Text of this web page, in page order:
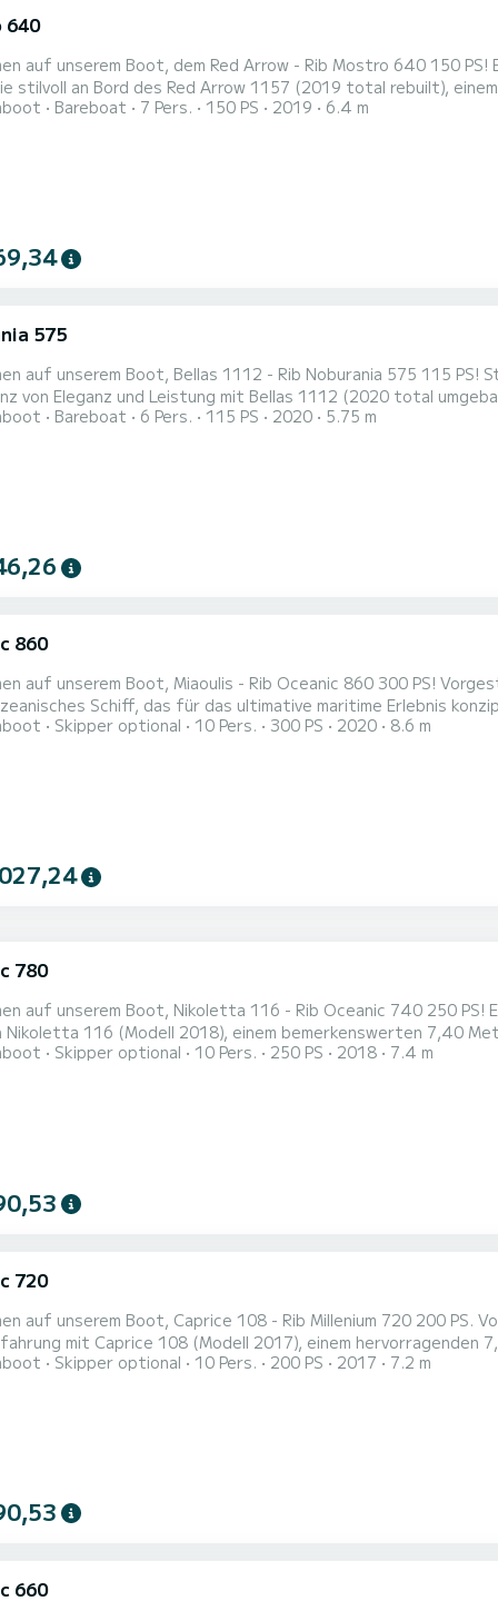
640
unserem Boot, dem Red Arrow - Rib Mostro 640 150 PS! Entdecken Sie den Red Arrow 1157 (2019 Total Rebuilt).
stilvoll an Bord des Red Arrow 1157 (2019 total rebuilt),
für außergewöhnliche Leistung und Komfort konzipiert
Bareboat 7 Pers. 150 PS 2019 6.4 m
575
Boot, Bellas 1112 - Rib Noburania 575 115 PS! Stellen Sie Bellas 1112 vor (2020 Total Rebuilt) Erleben Sie
von Eleganz und Leistung mit Bellas 1112 (2020 total
Fahrzeug, das für anspruchsvolle Bootsfahrer konzipiert
Bareboat 6 Pers. 115 PS 2020 5.75 m
860
Boot, Miaoulis - Rib Oceanic 860 300 PS! Vorgestellt wird das Miaoulis Rib (2020), ein schlankes, 8,60 Meter
Schiff, das für das ultimative maritime Erlebnis
und eignet sich perfekt für Familienausflüge,
Skipper optional 10 Pers. 300 PS 2020 8.6 m
780
auf unserem Boot, Nikoletta 116 - Rib Oceanic 740 250
Nikoletta 116 (Modell 2018), einem bemerkenswerten 7,40
konzipiert wurde. Mit einer Kapazität für bis zu 10 Passagiere
Skipper optional 10 Pers. 250 PS 2018 7.4 m
720
Boot, Caprice 108 - Rib Millenium 720 200 PS. Vorstellen Caprice 108 (Modell 2017). Erhöhen Sie Ihre
mit Caprice 108 (Modell 2017), einem hervorragenden
konzipiert wurde. Mit einer Kapazität von bis zu 10
Skipper optional 10 Pers. 200 PS 2017 7.2 m
660